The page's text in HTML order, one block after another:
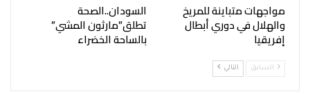
مواجهات متباينة للمريخ
والهلال في دوري أبطال
إفريقيا
السودان..الصحة
تطلق”مارثون المشي”
بالساحة الخضراء
السابق التالي